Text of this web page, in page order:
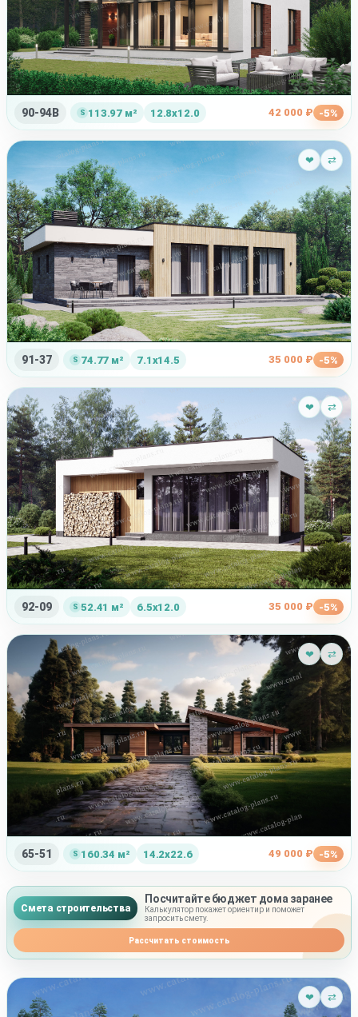
90-94B 113.97 м² 12.8x12.0 42 000 ₽ -5%
❤ ⇄
91-37 74.77 м² 7.1x14.5 35 000 ₽ -5%
❤ ⇄
92-09 52.41 м² 6.5x12.0 35 000 ₽ -5%
❤ ⇄
65-51 160.34 м² 14.2x22.6 49 000 ₽ -5%
Смета строительства
Посчитайте бюджет дома заранее
Калькулятор покажет ориентир и поможет
запросить смету.
Рассчитать стоимость
❤ ⇄